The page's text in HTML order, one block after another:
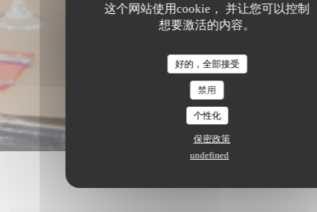
这个网站使用cookie， 并让您可以控制
想要激活的内容。
好的，全部接受
禁用
个性化
保密政策
undefined